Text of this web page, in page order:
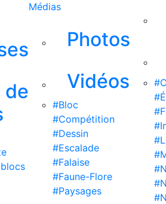
de
Médias
Photos
Vidéos
#Bloc
#Compétition
#Dessin
#Escalade
#Falaise
#Faune-Flore
#Paysages